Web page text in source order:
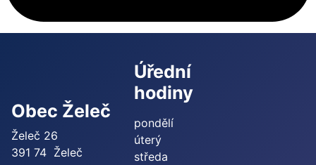
Obec Želeč
Želeč 26
391 74 Želeč
Úřední
hodiny
pondělí
úterý
středa